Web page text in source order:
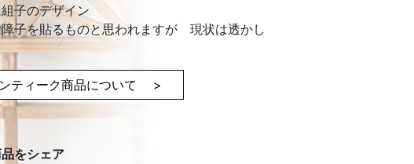
子のデザイン
子を貼るものと思われますが 現状は透かし
ティーク商品について >
をシェア